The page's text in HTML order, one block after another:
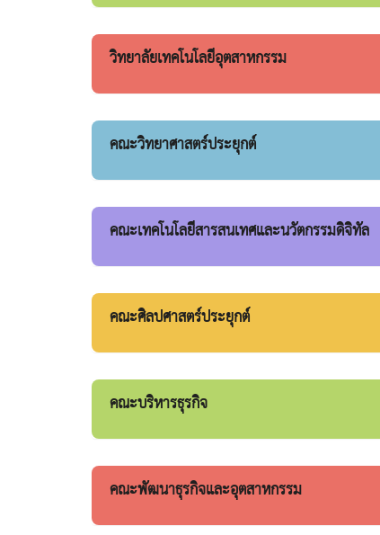
วิทยาลัยเทคโนโลยีอุตสาหกรรม
คณะวิทยาศาสตร์ประยุกต์
คณะเทคโนโลยีสารสนเทศและนวัตกรรมดิจิทัล
คณะศิลปศาสตร์ประยุกต์
คณะบริหารธุรกิจ
คณะพัฒนาธุรกิจและอุตสาหกรรม